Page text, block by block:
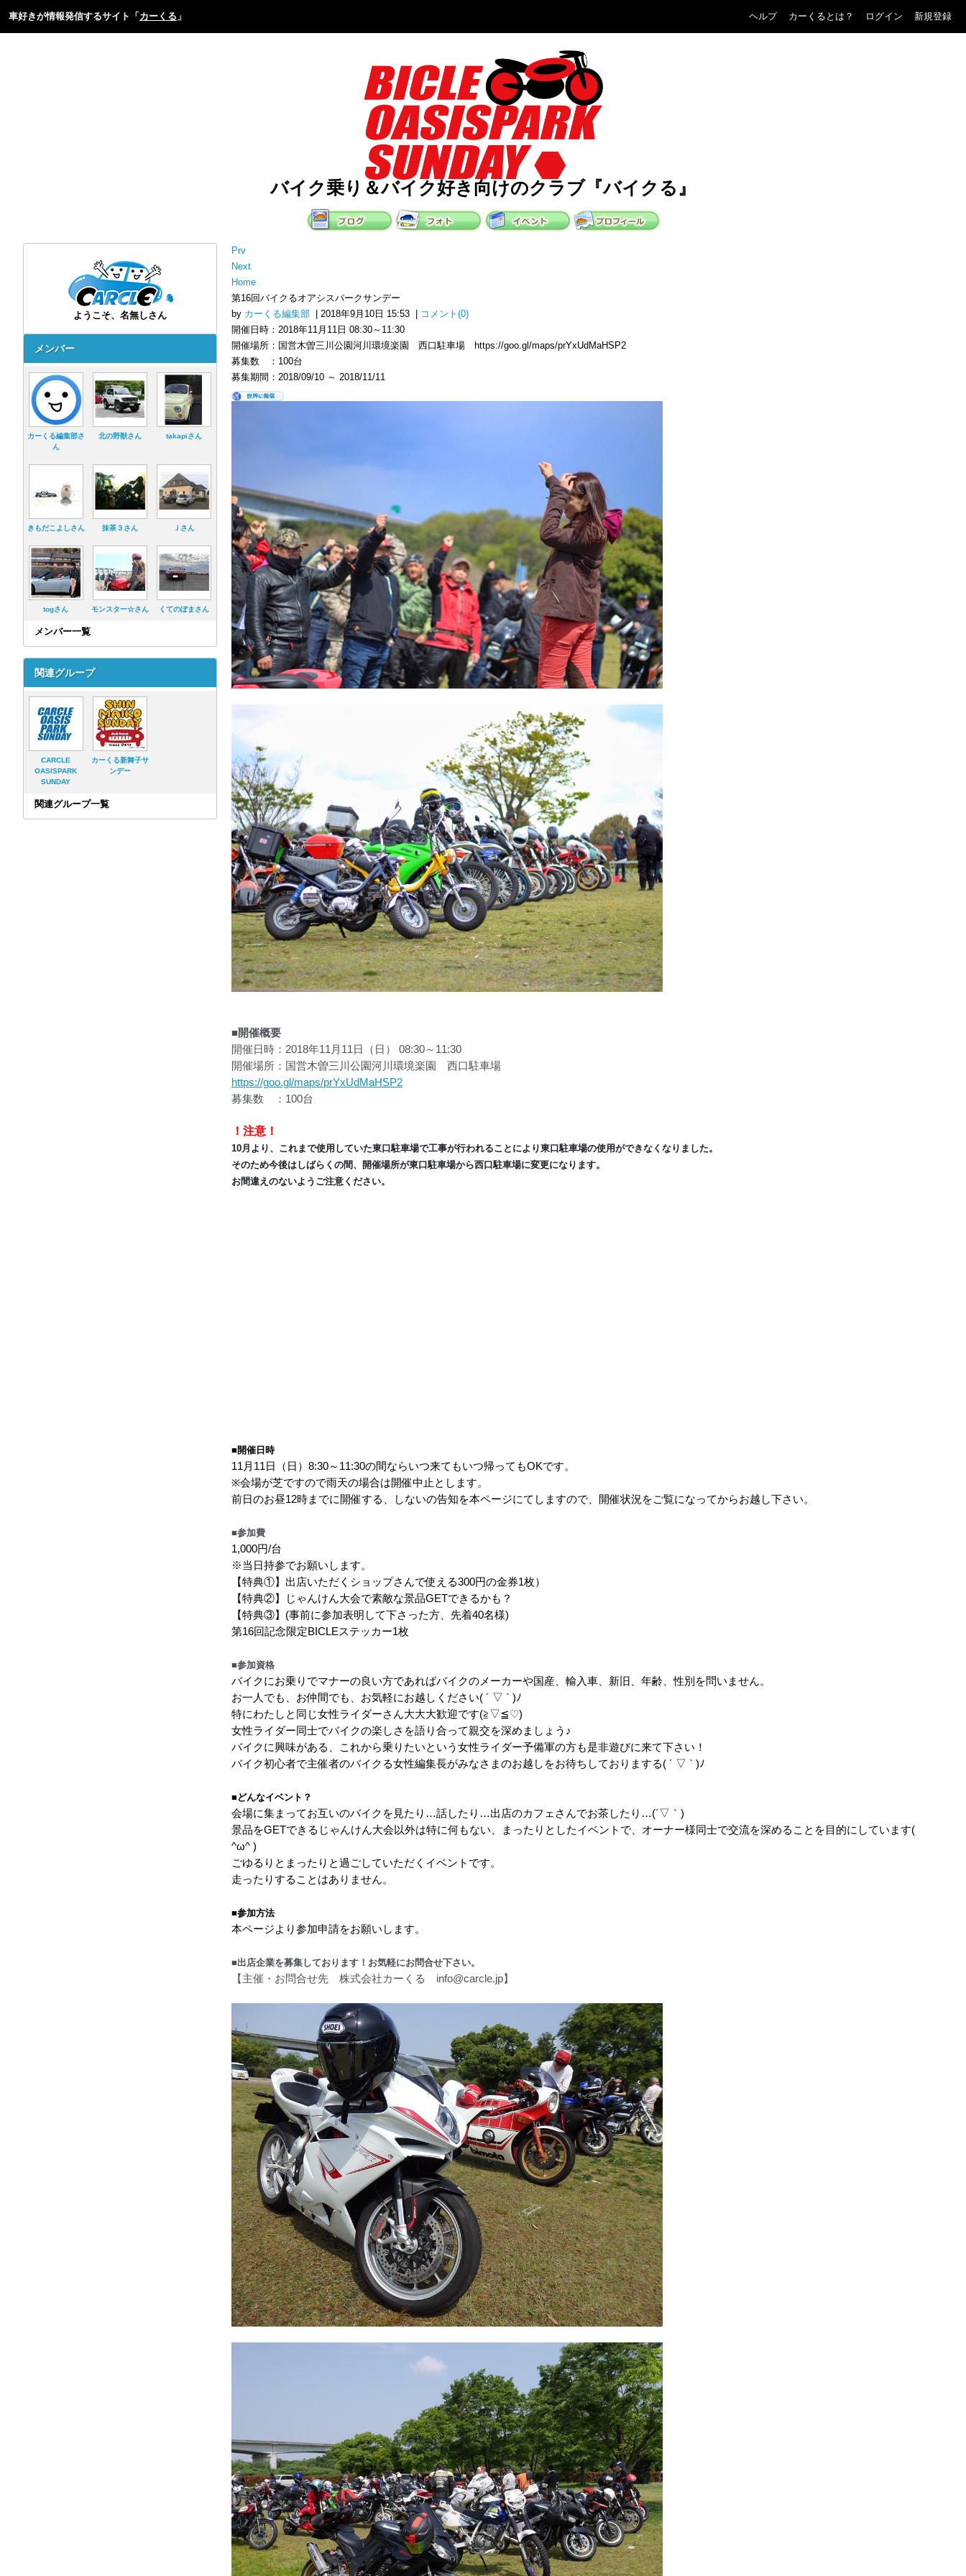
車好きが情報発信するサイト「 カーくる 」 ヘルプ カーくるとは？ ログイン 新規登録
バイク乗り＆バイク好き向けのクラブ『バイクる』
ようこそ、名無しさん
メンバー
カーくる編集部さ
ん
北の野獣さん takapiさん
きもだこよしさん 抹茶３さん Ｊさん
togさん モンスター☆さん くてのぽまさん
メンバー一覧
関連グループ
CARCLE
OASISPARK
SUNDAY
カーくる新舞子サ
ンデー
関連グループ一覧
Prv
Next
Home
第16回バイクるオアシスパークサンデー
by カーくる編集部 | 2018年9月10日 15:53 |
コメント(0)
開催日時：2018年11月11日 08:30～11:30
開催場所：国営木曽三川公園河川環境楽園 西口駐車場 https://goo.gl/maps/prYxUdMaHSP2
募集数 ：100台
募集期間：2018/09/10 ～ 2018/11/11
■開催概要
開催日時：2018年11月11日（日） 08:30～11:30
開催場所：国営木曽三川公園河川環境楽園 西口駐車場
https://goo.gl/maps/prYxUdMaHSP2
募集数 ：100台
！注意！
10月より、これまで使用していた東口駐車場で工事が行われることにより東口駐車場の使用ができなくなりました。
そのため今後はしばらくの間、開催場所が東口駐車場から西口駐車場に変更になります。
お間違えのないようご注意ください。
■開催日時
11月11日（日）8:30～11:30の間ならいつ来て もいつ帰ってもOKです。
※会場が芝ですので雨天の場合は開催中止とします。
前日のお昼12時までに開催する、しないの告知を本ページにてしますので、開催状況をご覧になってからお越し下さ い。
■参加費
1,000円/台
※当日持参でお願いします。
【特典①】出店いただくショップさんで使える300円の金券1枚）
【特典②】じゃんけん大会で素敵な景品GETできるかも？
【特典③】(事前に参加表明して下さった方、先着40名様)
第16回記念限定BICLEステッカー1枚
■参加資格
バイクにお乗りでマナーの良い方であればバイクのメーカーや国産、輸入車、新旧、年齢、性別を問いません。
お一人でも、お仲間でも、お気軽にお越しください( ´ ▽ ` )ﾉ
特にわたしと同じ女性ライダーさん大大大歓迎です(≧▽≦♡)
女性ライダー同士でバイクの楽しさを語り合って親交を深めましょう♪
バイクに興味がある、これから乗りたいという女性ライダー予備軍の方も是非遊びに来て下さい！
バイク初心者で主催者のバイクる女性編集長がみなさまのお越しをお待ちしておりまする( ´ ▽ ` )ﾉ
■どんなイベント？
会場に集まってお互いのバイクを見たり…話したり…出 店のカフェさんでお茶したり…(´▽｀)
景品をGETできるじゃんけん大会以外は特に何もない、まったりとしたイベントで、オーナー様同士で交流を深めることを目的にしています(
^ω^ )
ごゆるりとまったりと過ごしていただくイベントです。
走ったりすることはありません。
■参加方法
本ページより参加申請をお願いします。
■出店企業を募集しております！お気軽にお問合せ下さい。
【主催・お問合せ先 株式会社カーくる info@carcle.jp】